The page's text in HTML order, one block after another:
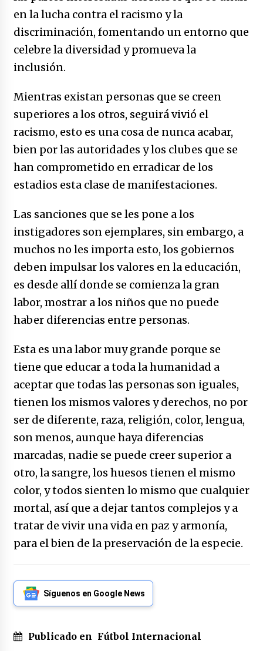
en la lucha contra el racismo y la
discriminación, fomentando un entorno que
celebre la diversidad y promueva la
inclusión.
Mientras existan personas que se creen
superiores a los otros, seguirá vivió el
racismo, esto es una cosa de nunca acabar,
bien por las autoridades y los clubes que se
han comprometido en erradicar de los
estadios esta clase de manifestaciones.
Las sanciones que se les pone a los
instigadores son ejemplares, sin embargo, a
muchos no les importa esto, los gobiernos
deben impulsar los valores en la educación,
es desde allí donde se comienza la gran
labor, mostrar a los niños que no puede
haber diferencias entre personas.
Esta es una labor muy grande porque se
tiene que educar a toda la humanidad a
aceptar que todas las personas son iguales,
tienen los mismos valores y derechos, no por
ser de diferente, raza, religión, color, lengua,
son menos, aunque haya diferencias
marcadas, nadie se puede creer superior a
otro, la sangre, los huesos tienen el mismo
color, y todos sienten lo mismo que cualquier
mortal, así que a dejar tantos complejos y a
tratar de vivir una vida en paz y armonía,
para el bien de la preservación de la especie.
Síguenos en Google News
Publicado en Fútbol Internacional